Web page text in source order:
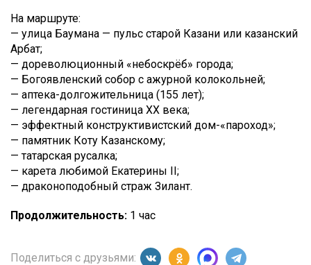
На маршруте:
— улица Баумана — пульс старой Казани или казанский
Арбат;
— дореволюционный «небоскрёб» города;
— Богоявленский собор с ажурной колокольней;
— аптека-долгожительница (155 лет);
— легендарная гостиница XX века;
— эффектный конструктивистский дом-«пароход»;
— памятник Коту Казанскому;
— татарская русалка;
— карета любимой Екатерины II;
— драконоподобный страж Зилант.
Продолжительность: 1 час
Поделиться с друзьями: